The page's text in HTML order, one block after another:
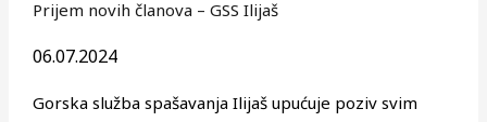
Prijem novih članova – GSS Ilijaš
06.07.2024
Gorska služba spašavanja Ilijaš upućuje poziv svim